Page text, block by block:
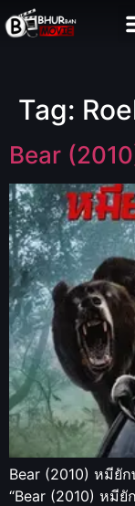
Tag:
Bear
Bear (2010) หมียั
“Bear (2010) หมี